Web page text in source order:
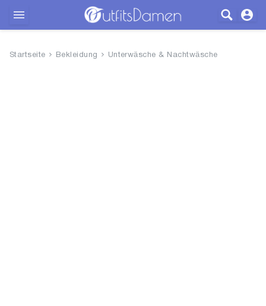
Startseite Bekleidung Unterwäsche & Nachtwäsche